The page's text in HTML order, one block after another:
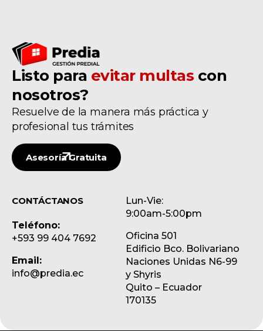
Listo para evitar multas con
nosotros?
Resuelve de la manera más práctica y
profesional tus trámites
Asesoría Gratuita
CONTÁCTANOS
Teléfono:
+593 99 404 7692
Email:
info@predia.ec
Lun-Vie:
9:00am-5:00pm
Oficina 501
Edificio Bco. Bolivariano
Naciones Unidas N6-99
y Shyris
Quito – Ecuador
170135